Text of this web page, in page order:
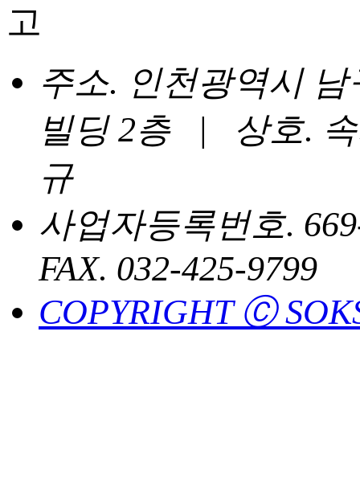
주소. 인천광역시 남
빌딩 2층 | 상호.
규
사업자등록번호.
FAX. 032-425-9799
COPYRIGHT Ⓒ